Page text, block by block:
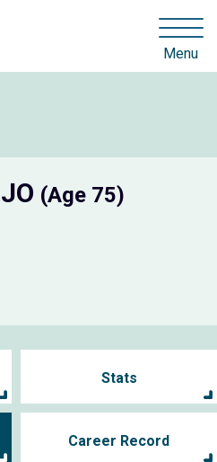
Menu
(Age 75)
Stats
Career Record